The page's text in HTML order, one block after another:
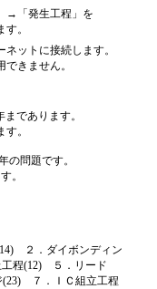
→「発生工程」を
。
ットに接続します。
きません。
であります。
。
の問題です。
。
２．ダイボンディン
工程(12) ５．リード
(23) ７．ＩＣ組立工程